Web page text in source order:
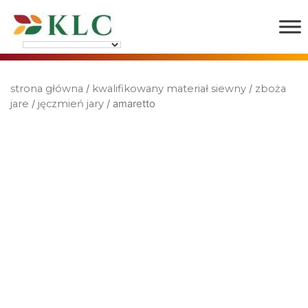
strona główna / kwalifikowany materiał siewny / zboża
jare / jęczmień jary / amaretto